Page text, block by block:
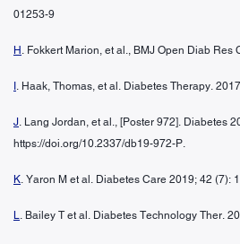
01253-9
H . Fokkert Marion, et al., BMJ Open Diab Res
. Haak, Thomas, et al. Diabetes Therapy.
J. Lang Jordan, et al., [Poster 972]. Diabetes
https://doi.org/10.2337/db19-972-P.
K. Yaron M et al. Diabetes Care 2019; 42 (7):
L. Bailey T et al. Diabetes Technology Ther.